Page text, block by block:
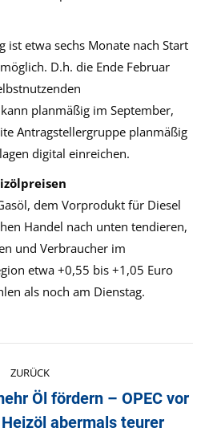
ist etwa sechs Monate nach Start
D.h. die Ende Februar
planmäßig im September,
Antragstellergruppe planmäßig
digital einreichen.
dem Vorprodukt für Diesel
Handel nach unten tendieren,
und Verbraucher im
etwa +0,55 bis +1,05 Euro
als noch am Dienstag.
ZURÜCK
Vorheriger
Beitrag:
Öl fördern – OPEC vor
abermals teurer